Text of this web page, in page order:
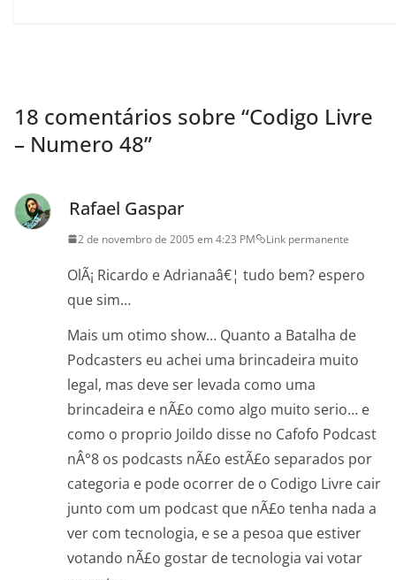
18 comentários sobre “Codigo Livre
– Numero 48”
Rafael Gaspar
2 de novembro de 2005 em 4:23 PM Link permanente
OlÃ¡ Ricardo e Adrianaâ€¦ tudo bem? espero
que sim…
Mais um otimo show… Quanto a Batalha de
Podcasters eu achei uma brincadeira muito
legal, mas deve ser levada como uma
brincadeira e nÃ£o como algo muito serio… e
como o proprio Joildo disse no Cafofo Podcast
nÂ°8 os podcasts nÃ£o estÃ£o separados por
categoria e pode ocorrer de o Codigo Livre cair
junto com um podcast que nÃ£o tenha nada a
ver com tecnologia, e se a pesoa que estiver
votando nÃ£o gostar de tecnologia vai votar